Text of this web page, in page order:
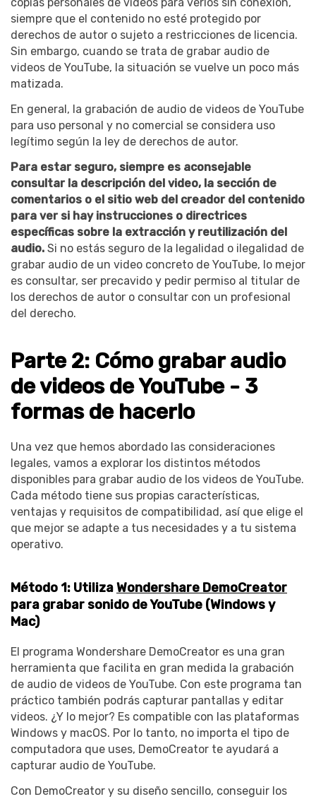
copias personales de videos para verlos sin conexión,
siempre que el contenido no esté protegido por
derechos de autor o sujeto a restricciones de licencia.󠀲󠀡󠀧󠀦󠀩󠀤󠀢󠀡󠀨󠀳󠀰
Sin embargo, cuando se trata de grabar audio de
videos de YouTube, la situación se vuelve un poco más
matizada.󠀲󠀡󠀧󠀦󠀩󠀤󠀢󠀡󠀩
󠀰En general, la grabación de audio de videos de YouTube
para uso personal y no comercial se considera uso
legítimo según la ley de derechos de autor.󠀲󠀡󠀧󠀦󠀩󠀤󠀢󠀢󠀠󠀳
󠀰Para estar seguro, siempre es aconsejable
consultar la descripción del video, la sección de
comentarios o el sitio web del creador del contenido
para ver si hay instrucciones o directrices
específicas sobre la extracción y reutilización del
audio.󠀲󠀡󠀧󠀦󠀩󠀤󠀢󠀢󠀡󠀳󠀰 Si no estás seguro de la legalidad o ilegalidad de
grabar audio de un video concreto de YouTube, lo mejor
es consultar, ser precavido y pedir permiso al titular de
los derechos de autor o consultar con un profesional
del derecho.
Parte 2: Cómo grabar audio
de videos de YouTube - 3
formas de hacerlo
Una vez que hemos abordado las consideraciones
legales, vamos a explorar los distintos métodos
disponibles para grabar audio de los videos de YouTube.󠀲󠀡󠀧󠀦󠀩󠀤󠀢󠀢󠀤󠀳󠀰
Cada método tiene sus propias características,
ventajas y requisitos de compatibilidad, así que elige el
que mejor se adapte a tus necesidades y a tu sistema
operativo.
Método 1: UtilizaWondershare DemoCreator
para grabar sonido de YouTube (Windows y
Mac)
El programa Wondershare DemoCreator es una gran
herramienta que facilita en gran medida la grabación
de audio de videos de YouTube. Con este programa tan
práctico también podrás capturar pantallas y editar
videos. ¿Y lo mejor? Es compatible con las plataformas
Windows y macOS. Por lo tanto, no importa el tipo de
computadora que uses, DemoCreator te ayudará a
capturar audio de YouTube.
Con DemoCreator y su diseño sencillo, conseguir los